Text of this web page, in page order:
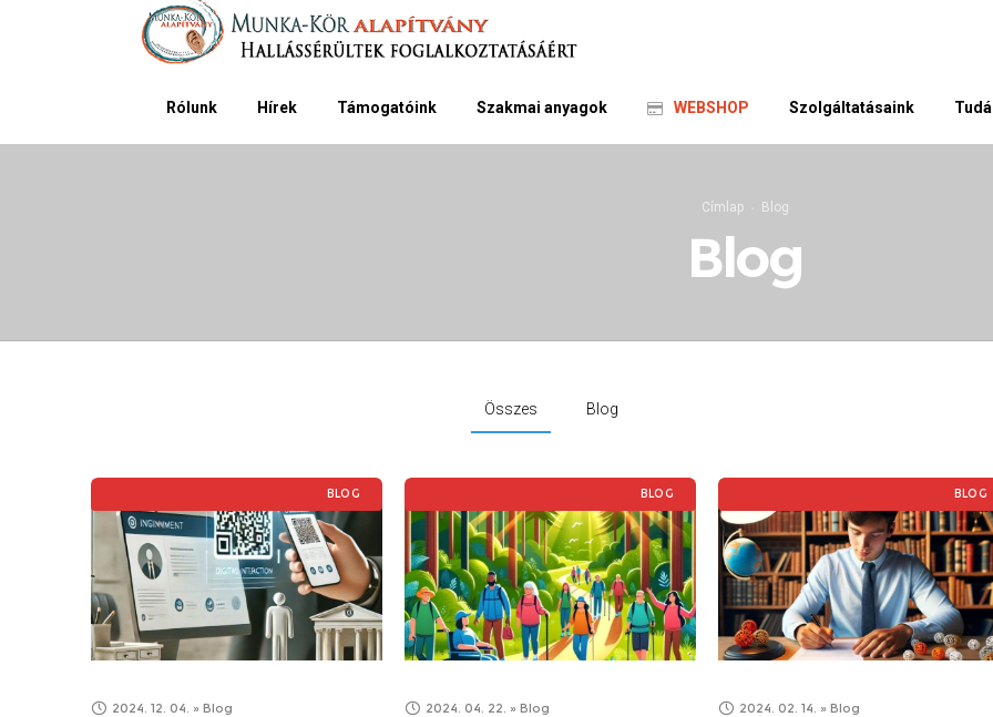
Rólunk Hírek Támogatóink Szakmai anyagok WEBSHOP Szolgáltatásaink
Címlap Blog
Blog
Összes Blog
BLOG
2024. 12. 04. » Blog
BLOG
2024. 04. 22. » Blog
BLOG
2024. 02. 14. » Blog